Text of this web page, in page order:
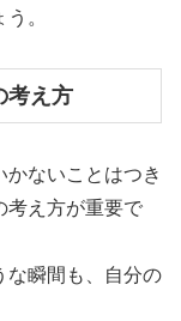
。
考え方
ないことはつき
考え方が重要で
な瞬間も、自分の